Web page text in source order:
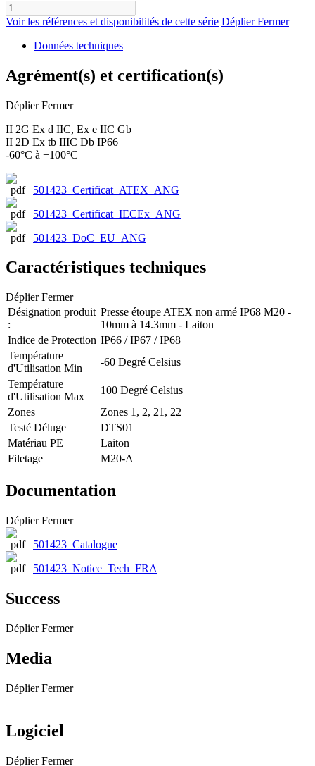
Voir les références et disponibilités de cette série Déplier Fermer
Données techniques
Agrément(s) et certification(s)
Déplier Fermer
II 2G Ex d IIC, Ex e IIC Gb
II 2D Ex tb IIIC Db IP66
-60°C à +100°C
501423_Certificat_ATEX_ANG
501423_Certificat_IECEx_ANG
501423_DoC_EU_ANG
Caractéristiques techniques
Déplier Fermer
Désignation produit
:
Presse étoupe ATEX non armé IP68 M20 -
10mm à 14.3mm - Laiton
Indice de Protection IP66 / IP67 / IP68
Température
d'Utilisation Min
-60 Degré Celsius
Température
d'Utilisation Max
100 Degré Celsius
Zones
Zones 1, 2, 21, 22
Testé Déluge
DTS01
Matériau PE
Laiton
Filetage
M20-A
Documentation
Déplier Fermer
501423_Catalogue
501423_Notice_Tech_FRA
Success
Déplier Fermer
Media
Déplier Fermer
Logiciel
Déplier Fermer